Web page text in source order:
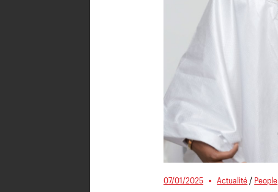
07/01/2025 Actualité / People